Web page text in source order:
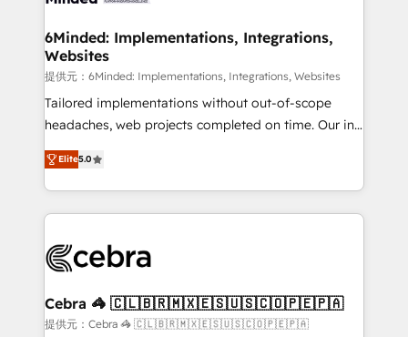
downtime. 🔹 RevOps Strategy: Align teams,
processes, and data to drive revenue efficiency. 🔹
Integrations: Connect HubSpot with your tech stack
for better adoption. 🔹 Custom Solutions: Build
tailored apps, workflows, and configurations. We are
our commitment to data security and compliance. At
OneMetric, we help revenue teams focus on the
6Minded: Implementations, Integrations,
Websites
提供元：6Minded: Implementations, Integrations, Websites
Tailored implementations without out-of-scope
headaches, web projects completed on time. Our in-
house team of certified CRM architects, experts,
developers, designers, and marketers handles all
aspects of your HubSpot. ✨ 400+ global clients ✨
100+ seamless migrations from 15+ different CRMs
implementations, and 5,000+ pages ✨ CS: Clients
CS: 245% organic growth & +751% new visitors for a
full-funnel HubSpot project ✨ CS: 415% conversion
Elite5.0
Cebra 🦓 🇨🇱🇧🇷🇲🇽🇪🇸🇺🇸🇨🇴🇵🇪🇵🇦
提供元：Cebra 🦓 🇨🇱🇧🇷🇲🇽🇪🇸🇺🇸🇨🇴🇵🇪🇵🇦